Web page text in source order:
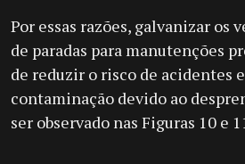
Por essas razões, galvanizar
de paradas para manutenções
de reduzir o risco de acidentes
contaminação devido ao
ser observado nas Figuras 10 e